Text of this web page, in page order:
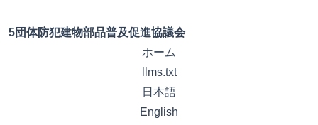
5団体防犯建物部品普及促進協議会
ホーム
llms.txt
日本語
English